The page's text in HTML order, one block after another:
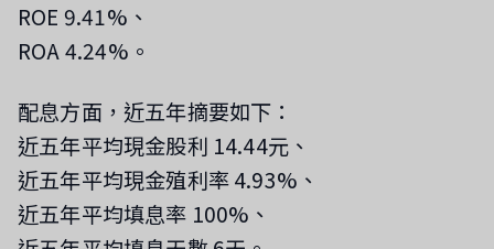
ROE 9.41%、
ROA 4.24%。
配息方面，近五年摘要如下：
近五年平均現金股利 14.44元、
近五年平均現金殖利率 4.93%、
近五年平均填息率 100%、